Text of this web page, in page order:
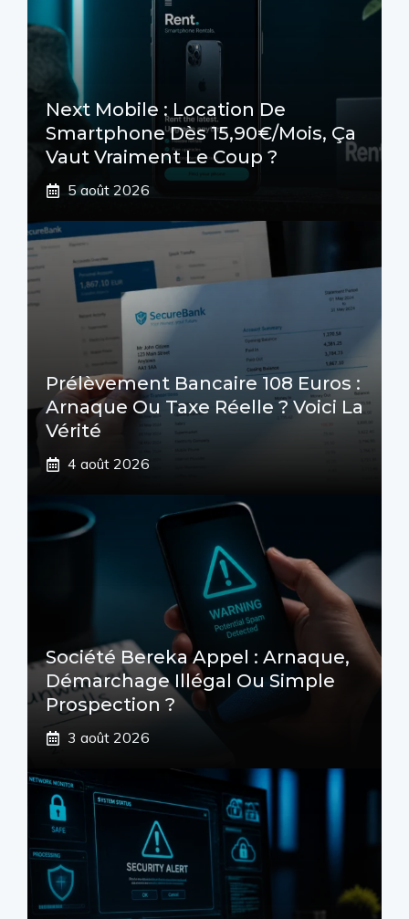
Next Mobile : Location De
Smartphone Dès 15,90€/mois, Ça
Vaut Vraiment Le Coup ?
5 août 2026
Prélèvement Bancaire 108 Euros :
Arnaque Ou Taxe Réelle ? Voici La
Vérité
4 août 2026
Société Bereka Appel : Arnaque,
Démarchage Illégal Ou Simple
Prospection ?
3 août 2026